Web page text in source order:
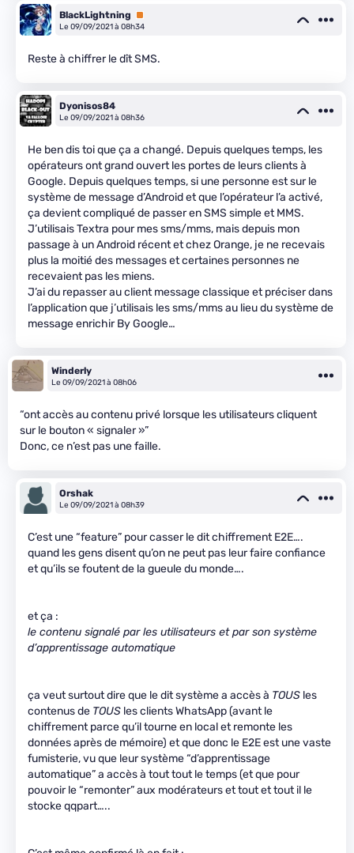
BlackLightning
Premium
Le 09/09/2021 à 08h34
Reste à chiffrer le dît SMS.
Dyonisos84
Le 09/09/2021 à 08h36
He ben dis toi que ça a changé. Depuis quelques temps, les
opérateurs ont grand ouvert les portes de leurs clients à
Google. Depuis quelques temps, si une personne est sur le
système de message d’Android et que l’opérateur l’a activé,
ça devient compliqué de passer en SMS simple et MMS.
J’utilisais Textra pour mes sms/mms, mais depuis mon
passage à un Android récent et chez Orange, je ne recevais
plus la moitié des messages et certaines personnes ne
recevaient pas les miens.
J’ai du repasser au client message classique et préciser dans
l’application que j’utilisais les sms/mms au lieu du système de
message enrichir By Google…
Winderly
Le 09/09/2021 à 08h06
“ont accès au contenu privé lorsque les utilisateurs cliquent
sur le bouton « signaler »”
Donc, ce n’est pas une faille.
Orshak
Le 09/09/2021 à 08h39
C’est une “feature” pour casser le dit chiffrement E2E….
quand les gens disent qu’on ne peut pas leur faire confiance
et qu’ils se foutent de la gueule du monde….
et ça :
le contenu signalé par les utilisateurs et par son système
d’apprentissage automatique
ça veut surtout dire que le dit système a accès à TOUS les
contenus de TOUS les clients WhatsApp (avant le
chiffrement parce qu’il tourne en local et remonte les
données après de mémoire) et que donc le E2E est une vaste
fumisterie, vu que leur système “d’apprentissage
automatique” a accès à tout tout le temps (et que pour
pouvoir le “remonter” aux modérateurs et tout et tout il le
stocke qqpart…..